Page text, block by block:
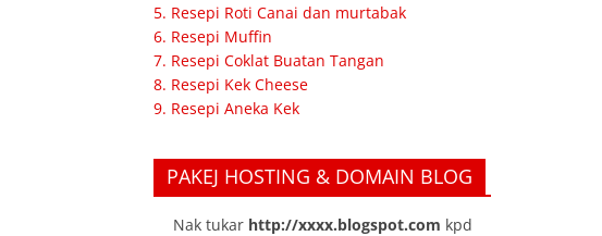
5. Resepi Roti Canai dan murtabak
6. Resepi Muffin
7. Resepi Coklat Buatan Tangan
8. Resepi Kek Cheese
9. Resepi Aneka Kek
PAKEJ HOSTING & DOMAIN BLOG
Nak tukar http://xxxx.blogspot.com kpd